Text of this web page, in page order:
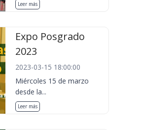
Leer más
Expo Posgrado
2023
2023-03-15 18:00:00
Miércoles 15 de marzo
desde la...
Leer más